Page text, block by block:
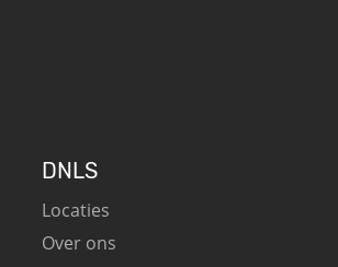
DNLS
Locaties
Over ons